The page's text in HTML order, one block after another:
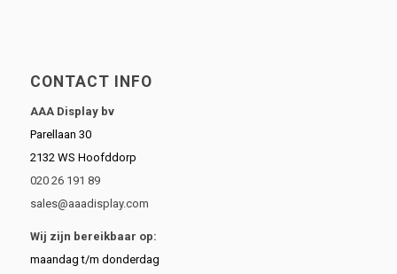
CONTACT INFO
AAA Display bv
Parellaan 30
2132 WS Hoofddorp
020 26 191 89
sales@aaadisplay.com
Wij zijn bereikbaar op:
maandag t/m donderdag